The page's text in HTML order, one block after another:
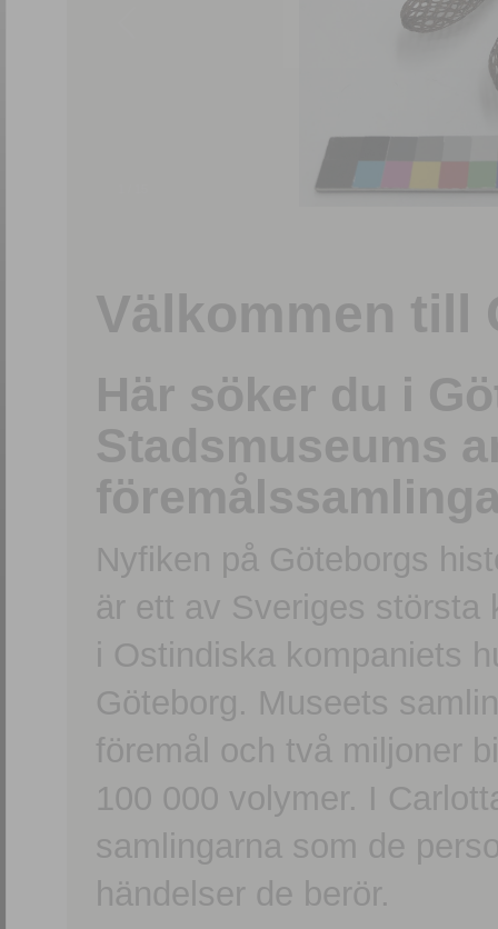
Välkommen till
Här söker du i
Stadsmuseums
Nyfiken på Göteborgs
är ett av Sveriges största
i Ostindiska kompaniets
Göteborg. Museets
föremål och två miljoner
100 000 volymer. I
samlingarna som de
händelser de berör.